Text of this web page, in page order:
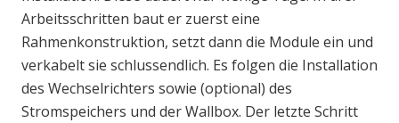
Arbeitsschritten baut er zuerst eine
Rahmenkonstruktion, setzt dann die Module ein und
verkabelt sie schlussendlich. Es folgen die Installation
des Wechselrichters sowie (optional) des
Stromspeichers und der Wallbox. Der letzte Schritt